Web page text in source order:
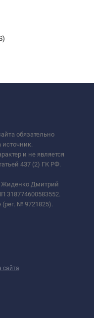
обязательно
и не является
437 (2) ГК РФ.
Жиденко Дмитрий
318774600583552.
№ 9721825).
сайта